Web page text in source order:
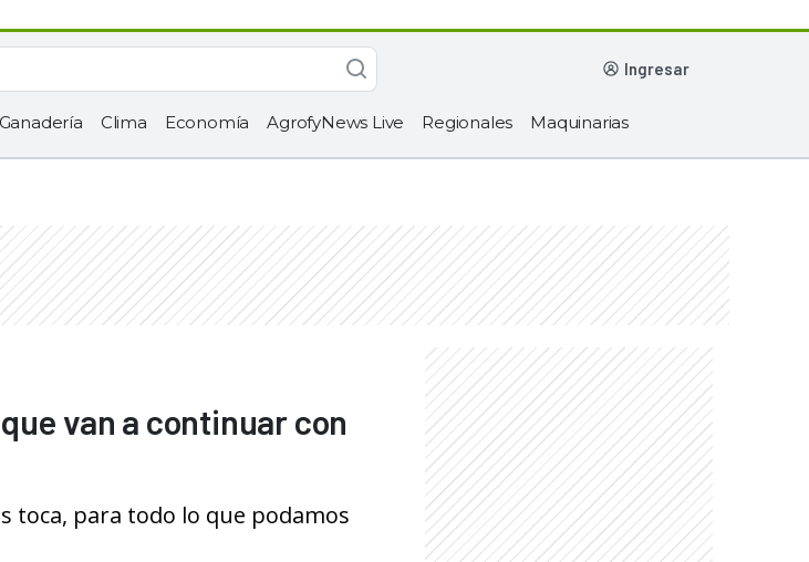
ingresar
Ganadería Clima Economía AgrofyNews Live Regionales Maquinarias
van a continuar con
toca, para todo lo que podamos